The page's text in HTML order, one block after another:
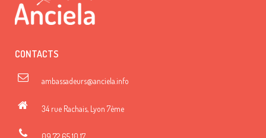
CONTACTS
ambassadeurs@anciela.info
34 rue Rachais, Lyon 7ème